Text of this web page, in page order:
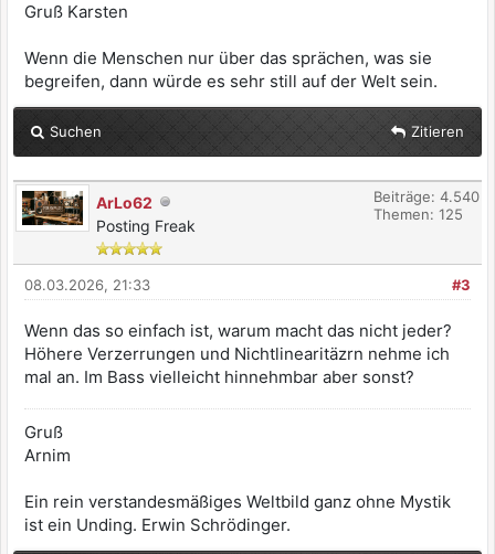
Gruß Karsten
Wenn die Menschen nur über das sprächen, was sie
begreifen, dann würde es sehr still auf der Welt sein.
Suchen Zitieren
ArLo62
Posting Freak
Beiträge: 4.540
Themen: 125
#3
08.03.2026, 21:33
Wenn das so einfach ist, warum macht das nicht jeder?
Höhere Verzerrungen und Nichtlinearitäzrn nehme ich
mal an. Im Bass vielleicht hinnehmbar aber sonst?
Gruß
Arnim
Ein rein verstandesmäßiges Weltbild ganz ohne Mystik
ist ein Unding. Erwin Schrödinger.